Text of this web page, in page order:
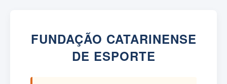
FUNDAÇÃO CATARINENSE
DE ESPORTE